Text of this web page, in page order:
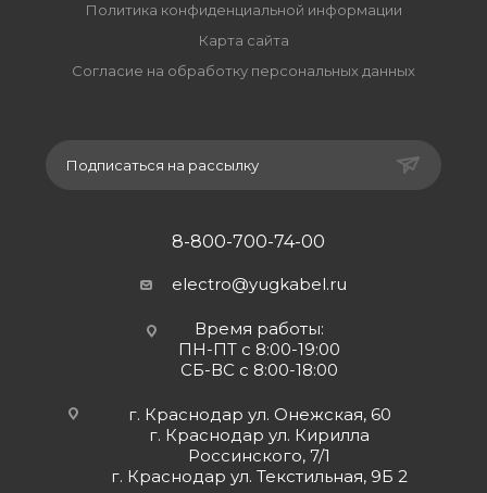
Политика конфиденциальной информации
Карта сайта
Согласие на обработку персональных данных
Подписаться на рассылку
8-800-700-74-00
electro@yugkabel.ru
Время работы:
ПН-ПТ с 8:00-19:00
СБ-ВС с 8:00-18:00
г. Краснодар ул. Онежская, 60
г. Краснодар ул. Кирилла
Россинского, 7/1
г. Краснодар ул. Текстильная, 9Б 2